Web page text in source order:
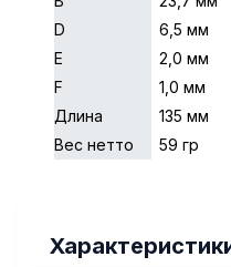
D
6,5 мм
E
2,0 мм
F
1,0 мм
Длина
135 мм
Вес нетто
59 гр